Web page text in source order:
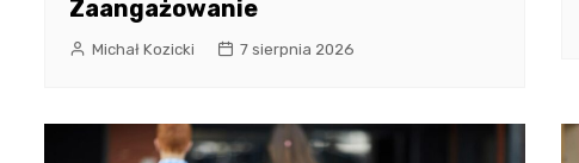
Zaangażowanie
Michał Kozicki 7 sierpnia 2026